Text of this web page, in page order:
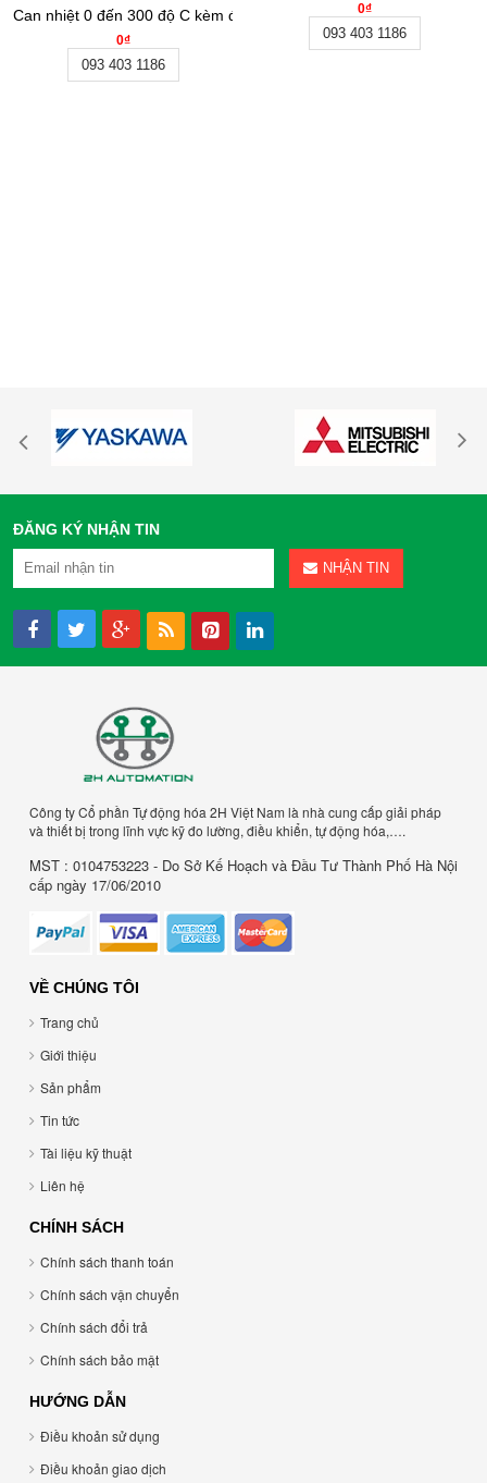
Can nhiệt 0 đến 300 độ C kèm đồng hồ
0₫
093 403 1186
0₫
093 403 1186
ĐĂNG KÝ NHẬN TIN
NHẬN TIN
Công ty Cổ phần Tự động hóa 2H Việt Nam là nhà cung cấp giải pháp
và thiết bị trong lĩnh vực kỹ đo lường, điều khiển, tự động hóa,….
MST : 0104753223 - Do Sở Kế Hoạch và Đầu Tư Thành Phố Hà Nội
cấp ngày 17/06/2010
VỀ CHÚNG TÔI
Trang chủ
Giới thiệu
Sản phẩm
Tin tức
Tài liệu kỹ thuật
Liên hệ
CHÍNH SÁCH
Chính sách thanh toán
Chính sách vận chuyển
Chính sách đổi trả
Chính sách bảo mật
HƯỚNG DẪN
Điều khoản sử dụng
Điều khoản giao dịch